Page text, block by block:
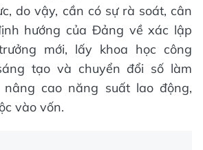
do vậy, cần có sự rà soát, cân
hướng của Đảng về xác lập
mới, lấy khoa học công
tạo và chuyển đổi số làm
cao năng suất lao động,
vào vốn.